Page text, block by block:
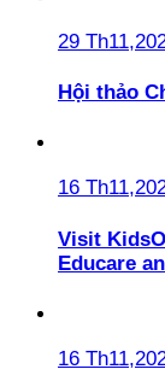
29
Hội thảo
16
Visit
Educare
16